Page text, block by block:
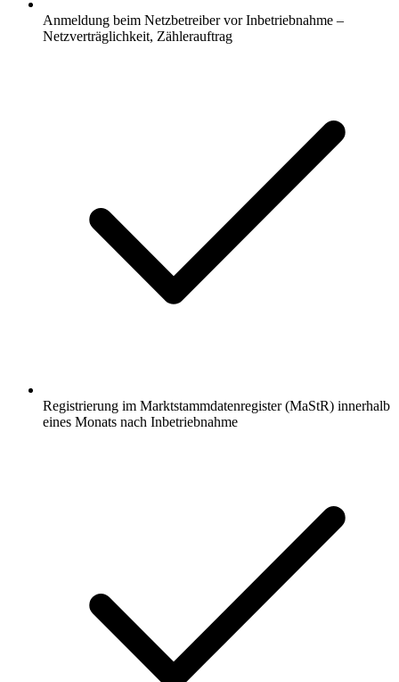
Anmeldung beim Netzbetreiber vor Inbetriebnahme –
Netzverträglichkeit, Zählerauftrag
Registrierung im Marktstammdatenregister (MaStR) innerhalb
eines Monats nach Inbetriebnahme